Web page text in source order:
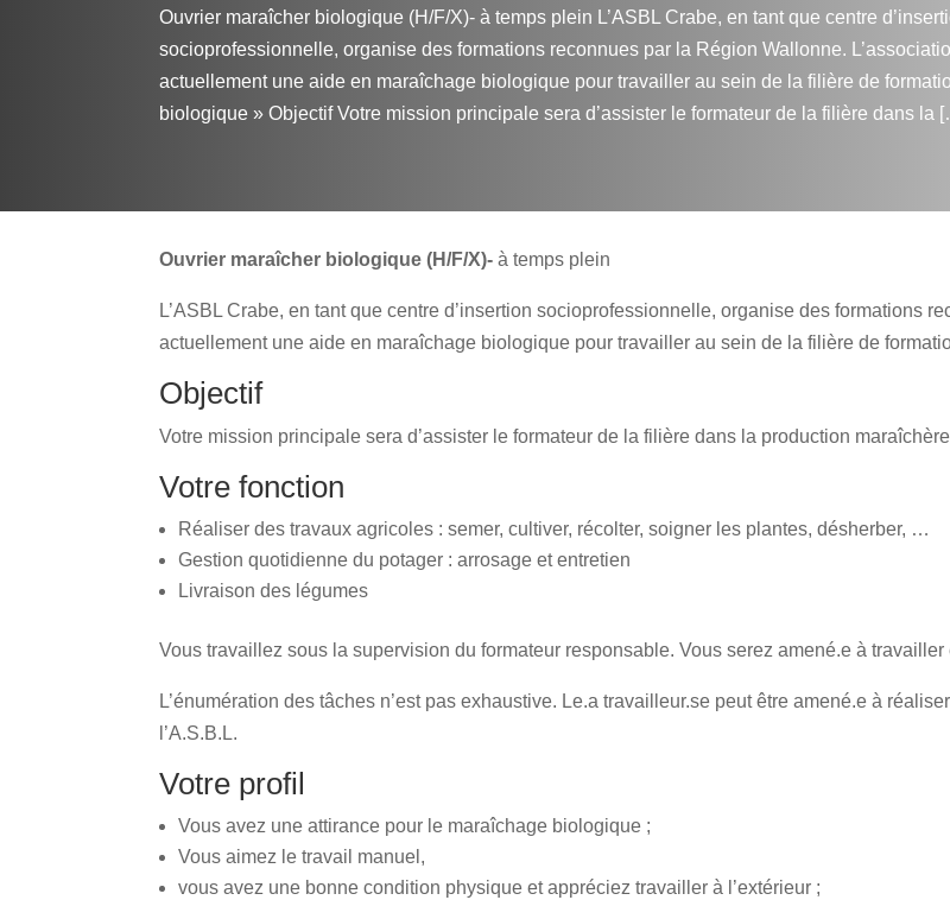
Ouvrier maraîcher biologique (H/F/X)- à temps plein L’ASBL Crabe, en tant que centre
socioprofessionnelle, organise des formations reconnues par la Région Wallonne.
actuellement une aide en maraîchage biologique pour travailler au sein de la filière de
biologique » Objectif Votre mission principale sera d’assister le formateur de la filière dans la
Ouvrier maraîcher biologique (H/F/X)-à temps plein
L’ASBL Crabe, en tant que centre d’insertion socioprofessionnelle, organise des formations
actuellement une aide en maraîchage biologique pour travailler au sein de la filière de
Objectif
Votre mission principale sera d’assister le formateur de la filière dans la production
Votre fonction
Réaliser des travaux agricoles : semer, cultiver, récolter, soigner les plantes, désherber, …
Gestion quotidienne du potager : arrosage et entretien
Livraison des légumes
Vous travaillez sous la supervision du formateur responsable. Vous serez amené.e à
L’énumération des tâches n’est pas exhaustive. Le.a travailleur.se peut être amené.e à
l’A.S.B.L.
Votre profil
Vous avez une attirance pour le maraîchage biologique ;
Vous aimez le travail manuel,
vous avez une bonne condition physique et appréciez travailler à l’extérieur ;